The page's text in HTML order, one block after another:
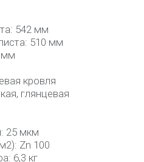
542 мм
510 мм
мм
кровля
глянцевая
25 мкм
Zn 100
6,3 кг